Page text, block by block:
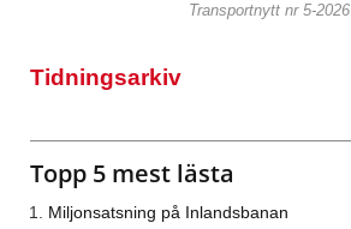
Transportnytt nr 5-2026
Tidningsarkiv
Topp 5 mest lästa
Miljonsatsning på Inlandsbanan